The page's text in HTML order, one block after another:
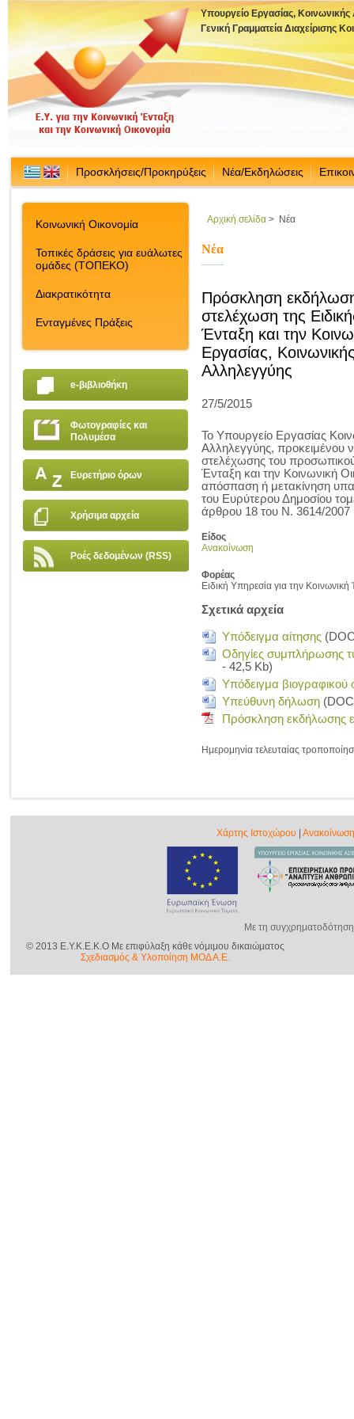
Υπουργείο Εργασίας,
Γενική Γραμματεία Διαχείρισης
Προσκλήσεις/Προκηρύξεις Νέα/Εκδηλώσεις
Κοινωνική Οικονομία
Τοπικές δράσεις για ευάλωτες
ομάδες (ΤΟΠΕΚΟ)
Διακρατικότητα
Ενταγμένες Πράξεις
e-βιβλιοθήκη
Φωτογραφίες και
Πολυμέσα
Ευρετήριο όρων
Χρήσιμα αρχεία
Ροές δεδομένων (RSS)
Αρχική σελίδα > Νέα
Νέα
Πρόσκληση
στελέχωση της
Ένταξη και την
Εργασίας,
Αλληλεγγύης
27/5/2015
Το Υπουργείο Εργασίας
Αλληλεγγύης,
στελέχωσης του προσωπικού
Ένταξη και την Κοινωνική
απόσπαση ή μετακίνηση
του Ευρύτερου Δημοσίου
άρθρου 18 του Ν. 3614/2007
Είδος
Ανακοίνωση
Φορέας
Ειδική Υπηρεσία για την
Σχετικά αρχεία
Υπόδειγμα αίτησης
Οδηγίες συμπλήρωσης
- 42,5 Kb)
Υπόδειγμα βιογραφικού
Υπεύθυνη δήλωση
Πρόσκληση εκδήλωσης
Ημερομηνία τελευταίας
Χάρτης Ιστοχώρου |
Με τη
© 2013 E.Y.K.E.K.O Με επιφύλαξη κάθε νόμιμου δικαιώµατος
Σχεδιασμός & Yλοποίηση ΜΟΔ Α.Ε.